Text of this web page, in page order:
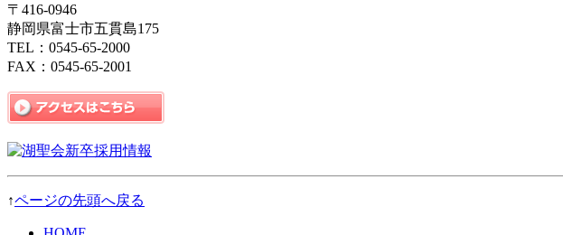
〒416-0946
静岡県富士市五貫島175
TEL：0545-65-2000
FAX：0545-65-2001
↑ページの先頭へ戻る